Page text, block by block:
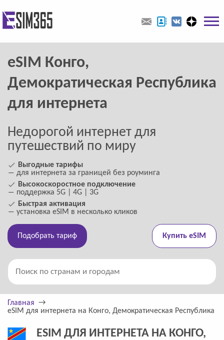
eSIM Конго,
Демократическая Республика
для интернета
Недорогой интернет для
путешествий по миру
Выгодные тарифы
― для интернета за границей без роуминга
Высокоскоростное подключение
― поддержка 5G | 4G | 3G
Быстрая активация
― установка eSIM в несколько кликов
Подобрать тариф Купить eSIM
Главная
eSIM для интернета на Конго, Демократическая Республика
ESIM ДЛЯ ИНТЕРНЕТА НА КОНГО,